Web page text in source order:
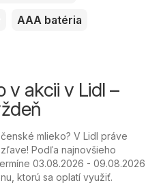
AAA batéria
v akcii v Lidl –
mlieko? V Lidl práve
Podľa najnovšieho
03.08.2026 - 09.08.2026
ktorú sa oplatí využiť.